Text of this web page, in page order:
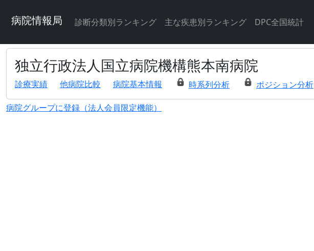
病院情報局 診断分類別ランキング 主な疾患別ランキング DPC全国統計
独立行政法人国立病院機構熊本南病院
診療実績 他病院比較 病院基本情報 時系列分析 ポジション分析
病院グループに登録（法人会員限定機能）